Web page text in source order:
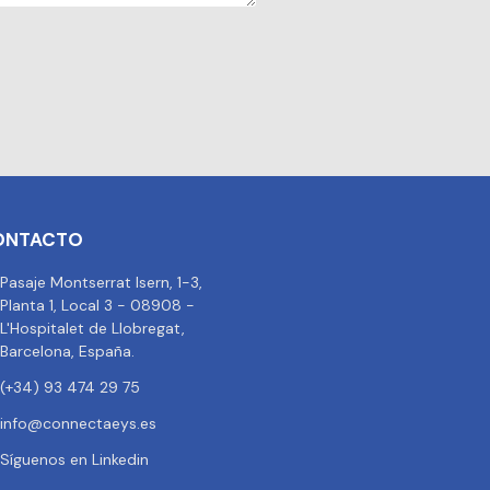
Pasaje Montserrat Isern, 1-3,
Planta 1, Local 3 - 08908 -
L'Hospitalet de Llobregat,
Barcelona, España.
(+34) 93 474 29 75
info@connectaeys.es
Síguenos en Linkedin